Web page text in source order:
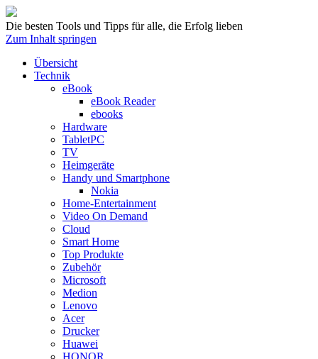
Die besten Tools und Tipps für alle, die Erfolg lieben
Zum Inhalt springen
Übersicht
Technik
eBook
eBook Reader
ebooks
Hardware
TabletPC
TV
Heimgeräte
Handy und Smartphone
Nokia
Home-Entertainment
Video On Demand
Cloud
Smart Home
Top Produkte
Zubehör
Microsoft
Medion
Lenovo
Acer
Drucker
Huawei
HONOR